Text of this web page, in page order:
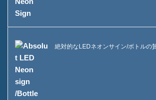
絶対的なLEDネオンサイン/ボトルの